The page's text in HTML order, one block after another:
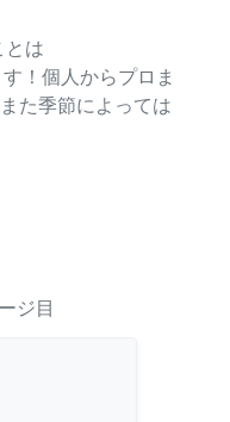
とは
！個人からプロま
た季節によっては
ジ目